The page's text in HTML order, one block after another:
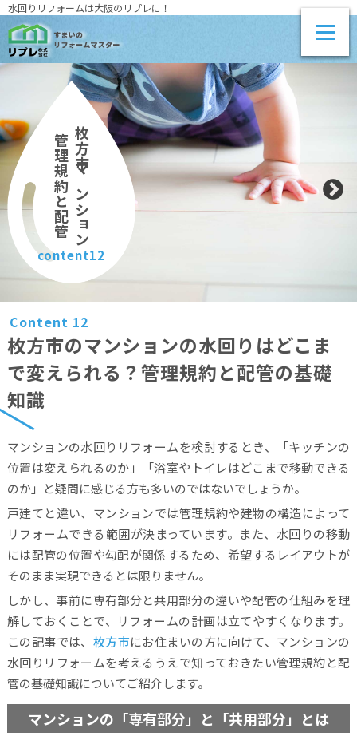
水回りリフォームは大阪のリプレに！
枚方市マンション
管理規約と配管
content12
Content 12
枚方市のマンションの水回りはどこま
で変えられる？管理規約と配管の基礎
知識
マンションの水回りリフォームを検討するとき、「キッチンの
位置は変えられるのか」「浴室やトイレはどこまで移動できる
のか」と疑問に感じる方も多いのではないでしょうか。
戸建てと違い、マンションでは管理規約や建物の構造によって
リフォームできる範囲が決まっています。また、水回りの移動
には配管の位置や勾配が関係するため、希望するレイアウトが
そのまま実現できるとは限りません。
しかし、事前に専有部分と共用部分の違いや配管の仕組みを理
解しておくことで、リフォームの計画は立てやすくなります。
この記事では、 枚方市にお住まいの方に向けて、マンションの
水回りリフォームを考えるうえで知っておきたい管理規約と配
管の基礎知識についてご紹介します。
マンションの「専有部分」と「共用部分」とは